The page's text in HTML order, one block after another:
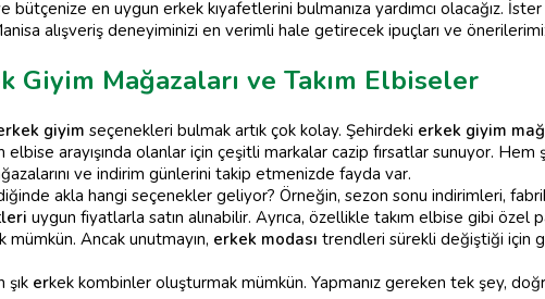
bütçenize en uygun erkek kıyafetlerini bulmanıza yardımcı olacağız.
alışveriş deneyiminizi en verimli hale getirecek ipuçları ve
Giyim Mağazaları ve Takım Elbiseler
giyim seçenekleri bulmak artık çok kolay. Şehirdeki erkek giyim
arayışında olanlar için çeşitli markalar cazip fırsatlar sunuyor. Hem
ve indirim günlerini takip etmenizde fayda var.
akla hangi seçenekler geliyor? Örneğin, sezon sonu indirimleri,
uygun fiyatlarla satın alınabilir. Ayrıca, özellikle takım elbise gibi özel
Ancak unutmayın, erkek modası trendleri sürekli değiştiği için
erkek kombinler oluşturmak mümkün. Yapmanız gereken tek şey,